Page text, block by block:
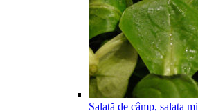
Salată de câmp, salata